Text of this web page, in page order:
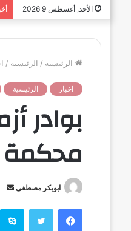
الأحد, أغسطس 9 2026
الرئيسية / الرئيسية /
اخبار الرئيسية
بوادر
محكمة
ابوبكر مصطفى
أ
فيسبوك تويتر